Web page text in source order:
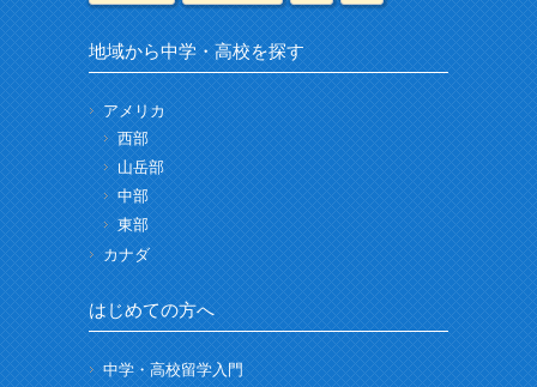
地域から中学・高校を探す
アメリカ
西部
山岳部
中部
東部
カナダ
はじめての方へ
中学・高校留学入門